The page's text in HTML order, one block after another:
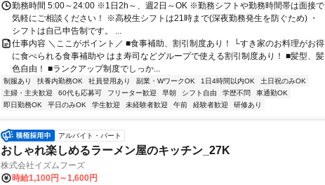
勤務時間 5:00～24:00 ※1日2h～、週2日～OK ※勤務シフトや勤務時間帯は面接で
気軽にご相談ください！ ※高校生シフトは21時まで(深夜勤務発生を防ぐため) ・
シフトは自己申告制です。 ...
仕事内容 ＼ここがポイント／ ■食事補助、割引制度あり！ └すき家のお料理がお得
に食べられる食事補助や はま寿司などグループで使える割引制度あり！ ■髪型、髪
色自由！ ■ランクアップ制度でしっか...
制服あり 扶養内勤務OK 社員登用あり 副業・WワークOK 1日4時間以内OK
土日祝のみOK
主婦・主夫歓迎
60代も応募可 フリーター歓迎 早朝 シフト自由 学歴不問
車通勤OK
即日勤務OK
平日のみOK 学生歓迎 未経験者歓迎 午前 経験者歓迎 研修あり
アルバイト・パート
おしゃれ楽しめるラーメン屋のキッチン_27K
株式会社イズムフーズ
時給1,100円～1,600円